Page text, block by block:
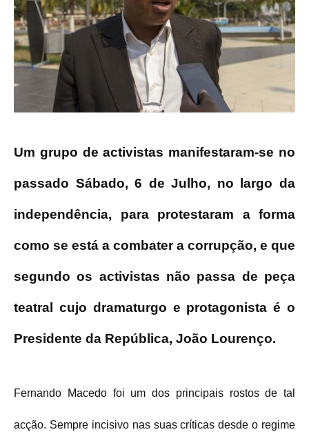
Um grupo de activistas manifestaram-se no
passado Sábado, 6 de Julho, no largo da
independência, para protestaram a forma
como se está a combater a corrupção, e que
segundo os activistas não passa de peça
teatral cujo dramaturgo e protagonista é o
Presidente da República, João Lourenço.
Fernando Macedo foi um dos principais rostos de tal
acção. Sempre incisivo nas suas críticas desde o regime